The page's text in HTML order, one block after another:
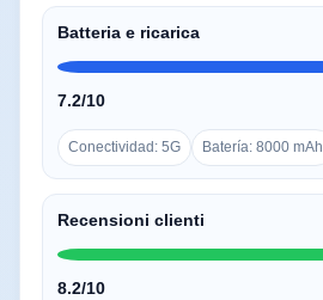
Batteria e ricarica
7.2/10
Conectividad: 5G Batería: 8000 mAh
Recensioni clienti
8.2/10